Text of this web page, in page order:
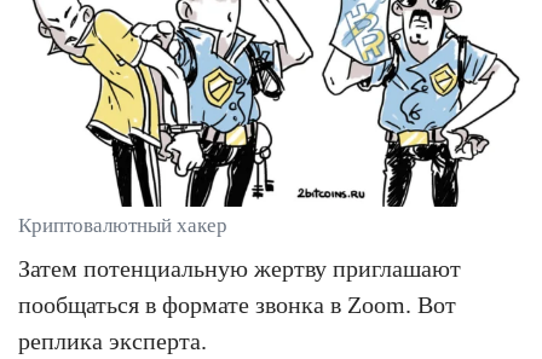
Криптовалютный хакер
Затем потенциальную жертву приглашают
пообщаться в формате звонка в Zoom. Вот
реплика эксперта.